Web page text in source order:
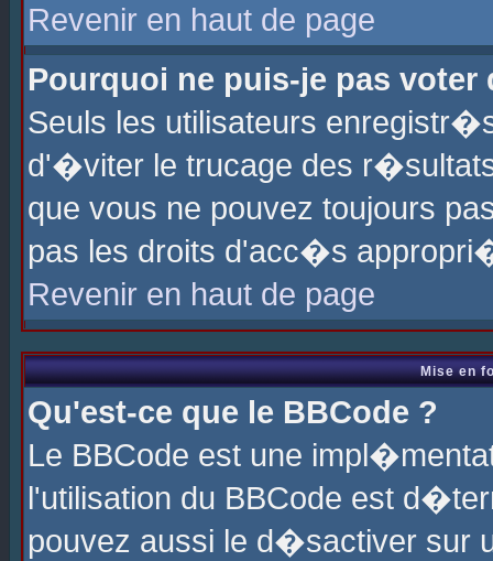
Revenir en haut de page
Pourquoi ne puis-je pas voter
Seuls les utilisateurs
d'�viter le trucage des
que vous ne pouvez toujours
pas les droits d'acc�s
Revenir en haut de page
Mise en
Qu'est-ce que le BBCode ?
Le BBCode est une
l'utilisation du BBCode est
pouvez aussi le d�sactiver sur